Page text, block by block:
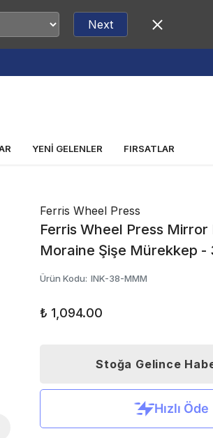
Next
YENİ GELENLER FIRSATLAR
Ferris Wheel Press
Ferris Wheel Press
Moraine Şişe Mürekkep -
Ürün Kodu: INK-38-MMM
₺ 1,094.00
Stoğa Gelince